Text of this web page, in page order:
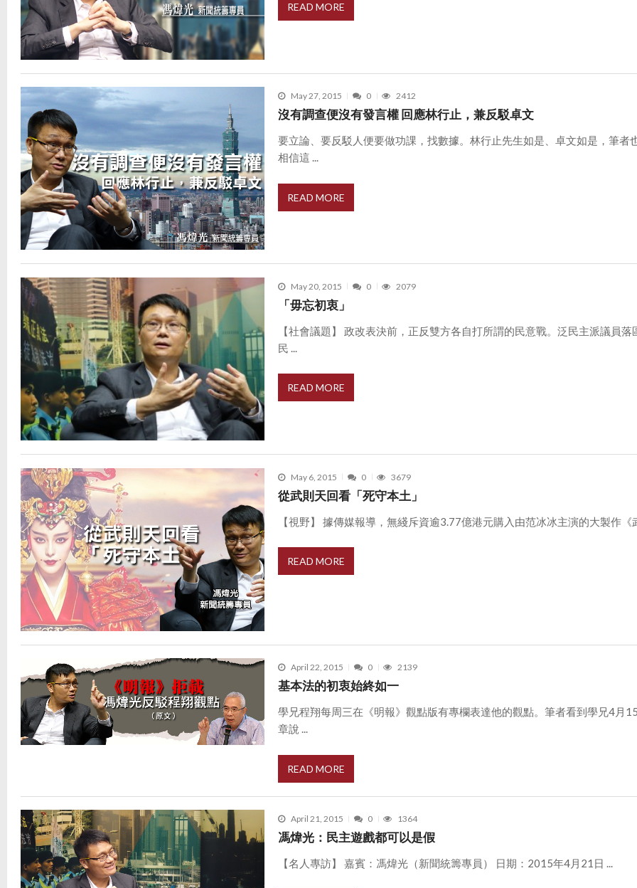
READ MORE
May 27, 2015 0 2412
沒有調查便沒有發言權 回應林行止，兼反駁卓文
要立論、要反駁人便要做功課，找數據。林行止先生如是、卓文如是，筆者
相信這 ...
READ MORE
May 20, 2015 0 2079
「毋忘初衷」
【社會議題】 政改表決前，正反雙方各自打所謂的民意戰。泛民主派議員落
民 ...
READ MORE
May 6, 2015 0 3679
從武則天回看「死守本土」
【視野】 據傳媒報導，無綫斥資逾3.77億港元購入由范冰冰主演的大製作《
READ MORE
April 22, 2015 0 2139
基本法的初衷始終如一
學兄程翔每周三在《明報》觀點版有專欄表達他的觀點。筆者看到學兄4月
章說 ...
READ MORE
April 21, 2015 0 1364
馮煒光：民主遊戲都可以是假
【名人專訪】 嘉賓：馮煒光（新聞統籌專員） 日期：2015年4月21日 ...